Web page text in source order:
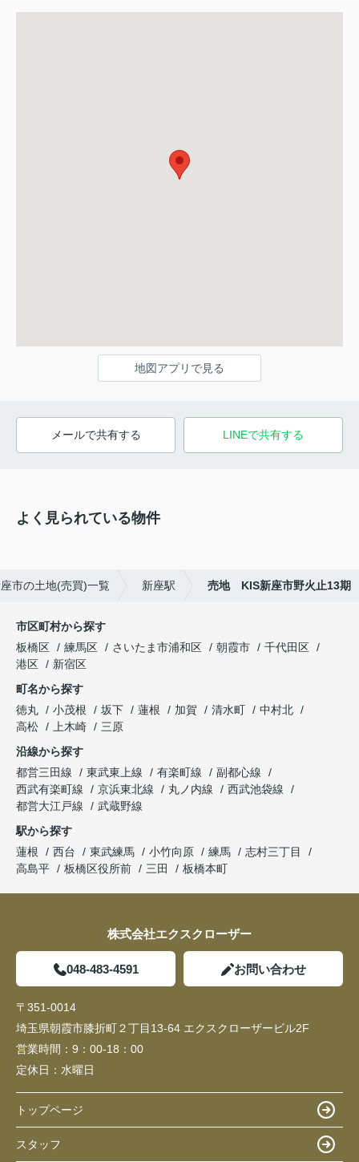
地図アプリで見る
メールで共有する LINEで共有する
よく見られている物件
市の土地(売買)一覧 新座駅 売地 KIS新座市野火止13期
市区町村から探す
板橋区
練馬区 さいたま市浦和区 朝霞市
千代田区
港区
新宿区
町名から探す
徳丸
小茂根 坂下 蓮根 加賀 清水町
中村北
高松
上木崎
三原
沿線から探す
都営三田線
東武東上線 有楽町線
副都心線
西武有楽町線
京浜東北線 丸ノ内線
西武池袋線
都営大江戸線
武蔵野線
駅から探す
蓮根
西台 東武練馬 小竹向原 練馬
志村三丁目
高島平
板橋区役所前 三田 板橋本町
株式会社エクスクローザー
048-483-4591 お問い合わせ
〒351-0014
埼玉県朝霞市膝折町２丁目13-64 エクスクローザービル2F
営業時間： 9：00-18：00
定休日： 水曜日
トップページ
スタッフ